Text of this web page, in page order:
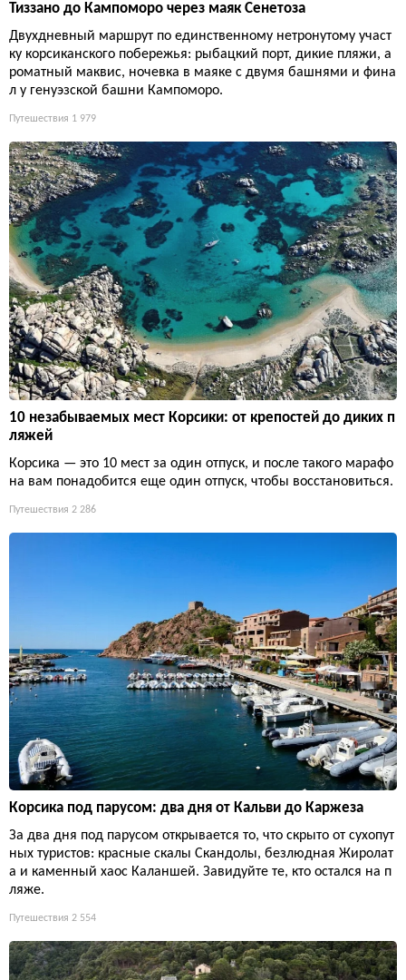
Тиззано до Кампоморо через маяк Сенетоза
Двухдневный маршрут по единственному нетронутому участ
ку корсиканского побережья: рыбацкий порт, дикие пляжи, а
роматный маквис, ночевка в маяке с двумя башнями и фина
л у генуэзской башни Кампоморо.
Путешествия 1 979
10 незабываемых мест Корсики: от крепостей до диких п
ляжей
Корсика — это 10 мест за один отпуск, и после такого марафо
на вам понадобится еще один отпуск, чтобы восстановиться.
Путешествия 2 286
Корсика под парусом: два дня от Кальви до Каржеза
За два дня под парусом открывается то, что скрыто от сухопут
ных туристов: красные скалы Скандолы, безлюдная Жиролат
а и каменный хаос Каланшей. Завидуйте те, кто остался на п
ляже.
Путешествия 2 554